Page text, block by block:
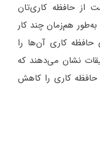
از حافظه کاری‌تان
به‌طور هم‌زمان چند کار
حافظه کاری آن‌ها را
نشان می‌دهند که
کاری را کاهش